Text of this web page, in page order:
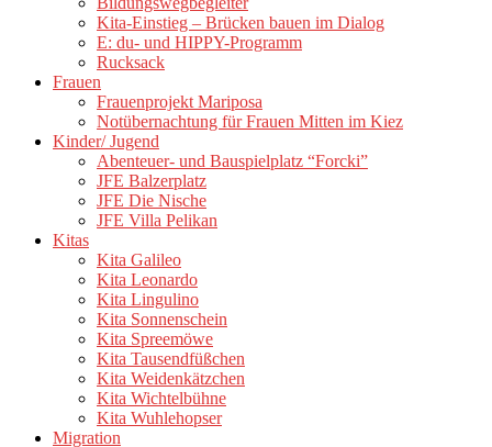
Kita-Einstieg – Brücken bauen im Dialog
E: du- und HIPPY-Programm
Rucksack
Frauen
Frauenprojekt Mariposa
Notübernachtung für Frauen Mitten im Kiez
Kinder/ Jugend
Abenteuer- und Bauspielplatz “Forcki”
JFE Balzerplatz
JFE Die Nische
JFE Villa Pelikan
Kitas
Kita Galileo
Kita Leonardo
Kita Lingulino
Kita Sonnenschein
Kita Spreemöwe
Kita Tausendfüßchen
Kita Weidenkätzchen
Kita Wichtelbühne
Kita Wuhlehopser
Migration